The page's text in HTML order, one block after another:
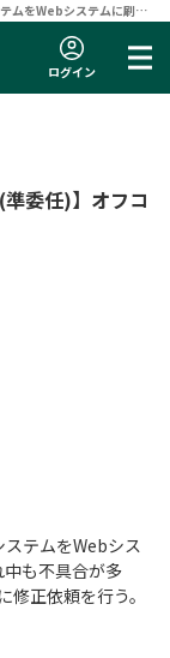
ムをWebシステムに刷新
ンス】
ログイン
準委任)】オフコ
テムをWebシス
も不具合が多
正依頼を行う。